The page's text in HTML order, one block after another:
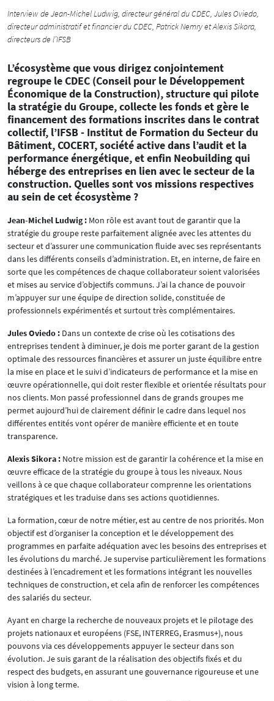
Interview de Jean-Michel Ludwig, directeur général du CDEC, Jules Oviedo,
directeur administratif et financier du CDEC, Patrick Nemry et Alexis Sikora,
directeurs de l’IFSB
L’écosystème que vous dirigez conjointement
regroupe le CDEC (Conseil pour le Développement
Économique de la Construction), structure qui pilote
la stratégie du Groupe, collecte les fonds et gère le
financement des formations inscrites dans le contrat
collectif, l’IFSB - Institut de Formation du Secteur du
Bâtiment, COCERT, société active dans l’audit et la
performance énergétique, et enfin Neobuilding qui
héberge des entreprises en lien avec le secteur de la
construction. Quelles sont vos missions respectives
au sein de cet écosystème ?
Jean-Michel Ludwig : Mon rôle est avant tout de garantir que la
stratégie du groupe reste parfaitement alignée avec les attentes du
secteur et d’assurer une communication fluide avec ses représentants
dans les différents conseils d’administration. Et, en interne, de faire en
sorte que les compétences de chaque collaborateur soient valorisées
et mises au service d’objectifs communs. J’ai la chance de pouvoir
m’appuyer sur une équipe de direction solide, constituée de
professionnels expérimentés et surtout très complémentaires.
Jules Oviedo : Dans un contexte de crise où les cotisations des
entreprises tendent à diminuer, je dois me porter garant de la gestion
optimale des ressources financières et assurer un juste équilibre entre
la mise en place et le suivi d’indicateurs de performance et la mise en
œuvre opérationnelle, qui doit rester flexible et orientée résultats pour
nos clients. Mon passé professionnel dans de grands groupes me
permet aujourd’hui de clairement définir le cadre dans lequel nos
différentes entités vont opérer de manière efficiente et en toute
transparence.
Alexis Sikora : Notre mission est de garantir la cohérence et la mise en
œuvre efficace de la stratégie du groupe à tous les niveaux. Nous
veillons à ce que chaque collaborateur comprenne les orientations
stratégiques et les traduise dans ses actions quotidiennes.
La formation, cœur de notre métier, est au centre de nos priorités. Mon
objectif est d’organiser la conception et le développement des
programmes en parfaite adéquation avec les besoins des entreprises et
les évolutions du marché. Je supervise particulièrement les formations
destinées à l’encadrement et les formations intégrant les nouvelles
techniques de construction, et cela afin de renforcer les compétences
des salariés du secteur.
Ayant en charge la recherche de nouveaux projets et le pilotage des
projets nationaux et européens (FSE, INTERREG, Erasmus+), nous
pouvons via ces développements appuyer le secteur dans son
évolution. Je suis garant de la réalisation des objectifs fixés et du
respect des budgets, en assurant une gouvernance rigoureuse et une
vision à long terme.